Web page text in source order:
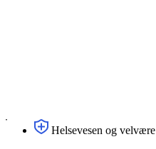
Helsevesen og velvære